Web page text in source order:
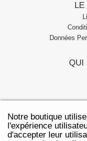
Notre boutique
l'expérience
d'accepter leur
LE
Données
QUI
Notre